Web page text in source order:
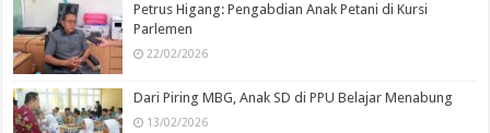
Petrus Higang: Pengabdian Anak Petani di Kursi
Parlemen
22/02/2026
Dari Piring MBG, Anak SD di PPU Belajar Menabung
13/02/2026